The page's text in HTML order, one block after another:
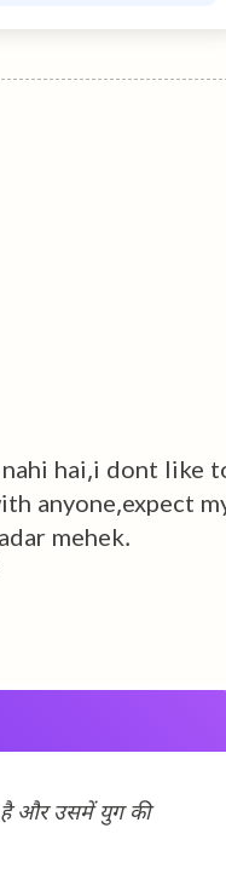
hai,i dont like
anyone,expect
mehek.
है और उसमें युग की